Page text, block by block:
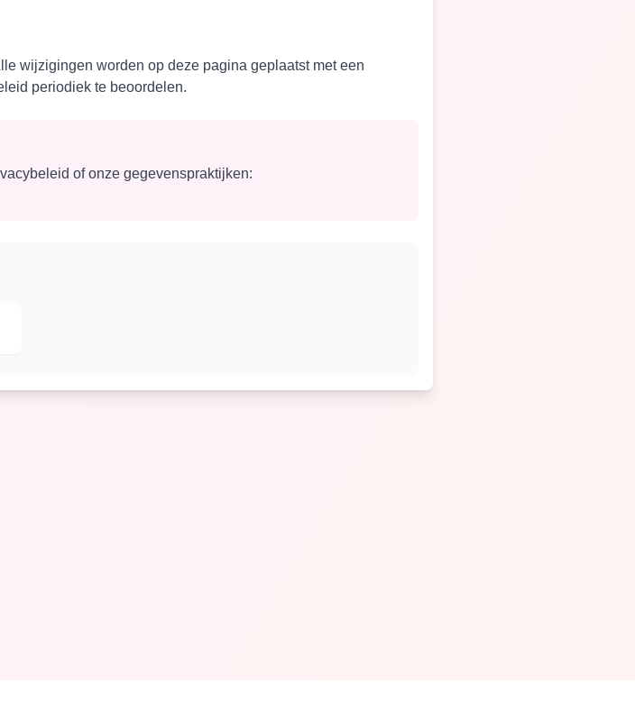
wijzigingen worden op deze pagina geplaatst met een
periodiek te beoordelen.
of onze gegevenspraktijken: